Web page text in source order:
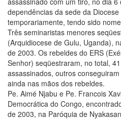
dependências da sede da
temporariamente, tendo sido
Três seminaristas menores
(Arquidiocese de Gulu, Uganda),
de 2003. Os rebeldes do ERS
Senhor) seqüestraram, no total,
assassinados, outros
ainda nas mãos dos rebeldes.
Pe. Aimé Njabu e Pe. Francois
Democrática do Congo,
de 2003, na Paróquia de